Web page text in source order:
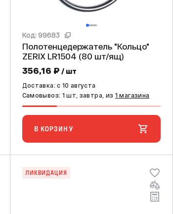
Код: 99683
Полотенцедержатель "Кольцо"
ZERIX LR1504 (80 шт/ящ)
356,16 ₽ / шт
Доставка: c 10 августа
Самовывоз: 1 шт, завтра, из 1 магазина
В КОРЗИНУ
ЛИКВИДАЦИЯ